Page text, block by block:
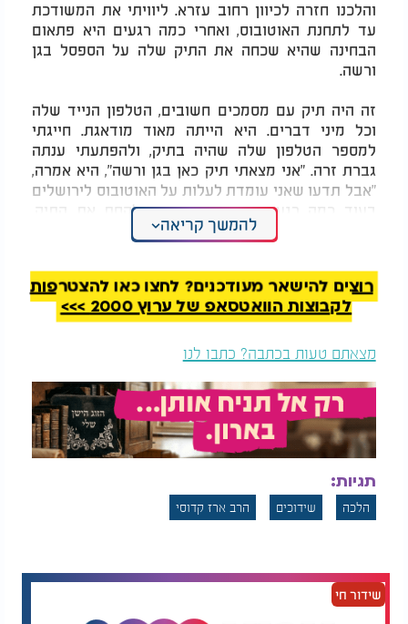
והלכנו חזרה לכיוון רחוב עזרא. ליוויתי את המשודכת
עד לתחנת האוטובוס, ואחרי כמה רגעים היא פתאום
הבחינה שהיא שכחה את התיק שלה על הספסל בגן
ורשה.
זה היה תיק עם מסמכים חשובים, הטלפון הנייד שלה
וכל מיני דברים. היא הייתה מאוד מודאגת. חייגתי
למספר הטלפון שלה שהיה בתיק, ולהפתעתי ענתה
גברת זרה. "אני מצאתי תיק כאן בגן ורשה", היא אמרה,
"אבל תדעו שאני עומדת לעלות על האוטובוס לירושלים
בעוד כמה רגעים. אם אתם רוצים לקחת את התיק,
תזדרזו להגיע כי האוטובוס תכף כאן".
רצתי בחזרה לגן ורשה. הגענו בדיוק ברגע האחרון -
האוטובוס כבר עמד בתחנה, והגברת הטובה כבר עלתה
אליו. היא מסרה לי את התיק דרך החלון, רגע לפני
עמדתי שם עם התיק ביד ופתאום הבנתי - כל זה קרה
השבת אבדה, ומיד אחר כך זכינו לקיים אותה בפועל.
אחרי כמה דקות, הטלפון בתיק צלצל. זאת הייתה
המשודכת, שהתקשרה מטלפון אחר לבדוק מה קרה עם
מאוד.
לגלגל מחדש את שערי ההשגחה הפרטית.
המלצות נוספות
להמשך קריאה
רוצים להישאר מעודכנים? לחצו כאן להצטרפות
לקבוצות הוואטסאפ של ערוץ 2000 >>>
מצאתם טעות בכתבה? כתבו לנו
תגיות:
הלכה שידוכים הרב ארז קדוסי
שידור חי